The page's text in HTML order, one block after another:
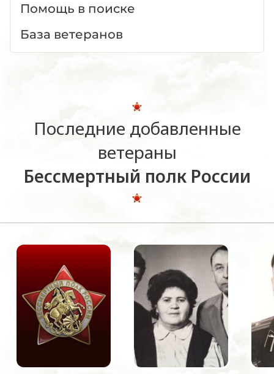
Помощь в поиске
База ветеранов
Последние добавленные
ветераны
Бессмертный полк России